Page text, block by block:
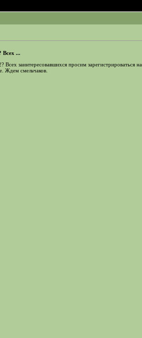
Всех ...
Всех заинтересовавшихся просим зарегистрироваться на
Ждем смельчаков.